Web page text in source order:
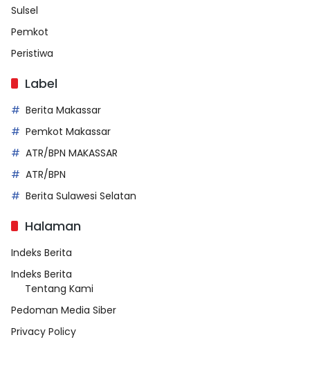
Sulsel
Pemkot
Peristiwa
Label
Berita Makassar
Pemkot Makassar
ATR/BPN MAKASSAR
ATR/BPN
Berita Sulawesi Selatan
Halaman
Indeks Berita
Indeks Berita
Tentang Kami
Pedoman Media Siber
Privacy Policy